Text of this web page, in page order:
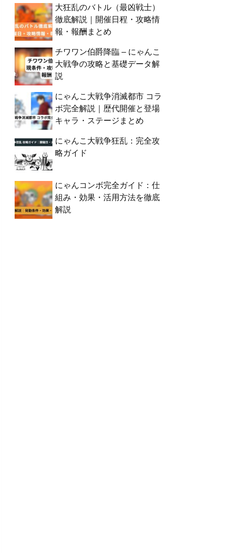
大狂乱のバトル（最凶戦士）
徹底解説｜開催日程・攻略情
報・報酬まとめ
チワワン伯爵降臨 – にゃんこ
大戦争の攻略と基礎データ解
説
にゃんこ大戦争消滅都市 コラ
ボ完全解説｜歴代開催と登場
キャラ・ステージまとめ
にゃんこ大戦争狂乱：完全攻
略ガイド
にゃんコンボ完全ガイド：仕
組み・効果・活用方法を徹底
解説